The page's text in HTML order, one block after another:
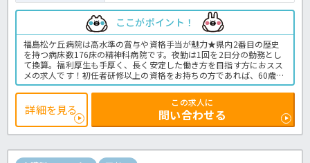
ここがポイント！
福島松ケ丘病院は高水準の賞与や資格手当が魅力★県内2番目の歴史
を持つ病床数176床の精神科病院です。夜勤は1回を2日分の勤務とし
て換算。福利厚生も手厚く、長く安定した働き方を目指す方におスス
メの求人です！初任者研修以上の資格をお持ちの方であれば、60歳以
上の方も応募OK◎ご興味のある方はお気軽にお問い合わせください。
病院での介護業務全般です。
＜介護職 正職員 病院の求人＞
詳細を見る
この求人に
問い合わせる